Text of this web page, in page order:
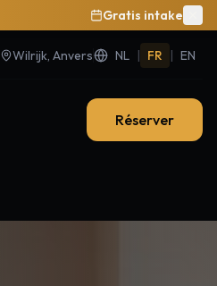
Gratis intake
Wilrijk, Anvers NL | FR | EN
Réserver